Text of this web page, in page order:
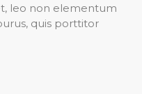
leo non elementum
quis porttitor